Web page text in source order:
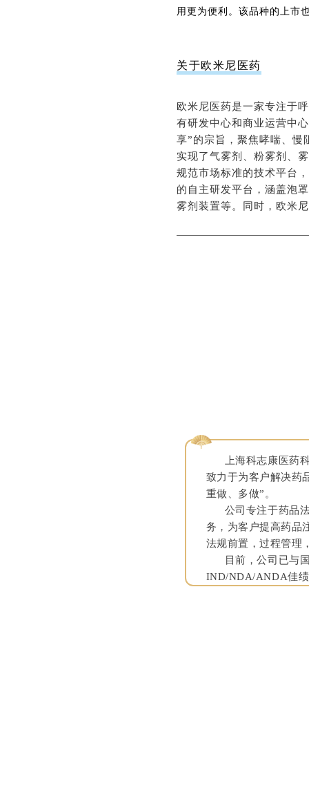
用更为便利。该品种的上市
关于欧米尼医药
欧米尼医药是一家专注于
有研发中心和商业运营中
享”的宗旨，聚焦哮喘、慢
实现了气雾剂、粉雾剂、
规范市场标准的技术平台
的自主研发平台，涵盖泡
雾剂装置等。同时，欧米
上海科志康医药科
致力于为客户解决药
重做、多做”。
公司专注于药品法
务，为客户提高药品
法规前置，过程管理
目前，公司已与国
IND/NDA/ANDA佳